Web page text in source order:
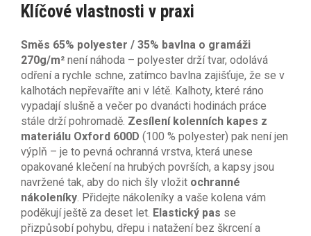
Klíčové vlastnosti v praxi
Směs 65% polyester / 35% bavlna o gramáži
270g/m² není náhoda – polyester drží tvar, odolává
odření a rychle schne, zatímco bavlna zajišťuje, že se v
kalhotách nepřevaříte ani v létě. Kalhoty, které ráno
vypadají slušně a večer po dvanácti hodinách práce
stále drží pohromadě. Zesílení kolenních kapes z
materiálu Oxford 600D (100 % polyester) pak není jen
výplň – je to pevná ochranná vrstva, která unese
opakované klečení na hrubých površích, a kapsy jsou
navržené tak, aby do nich šly vložit ochranné
nákoleníky . Přidejte nákoleníky a vaše kolena vám
poděkují ještě za deset let. Elastický pas se
přizpůsobí pohybu, dřepu i natažení bez škrcení a